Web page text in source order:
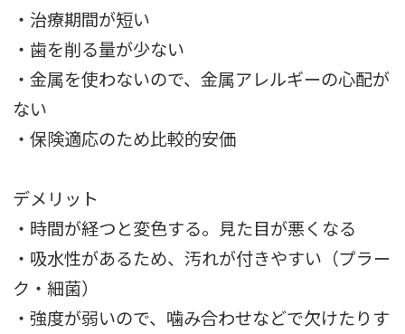
・治療期間が短い
・歯を削る量が少ない
・金属を使わないので、金属アレルギーの心配が
ない
・保険適応のため比較的安価
デメリット
・時間が経つと変色する。見た目が悪くなる
・吸水性があるため、汚れが付きやすい（プラー
ク・細菌）
・強度が弱いので、噛み合わせなどで欠けたりす